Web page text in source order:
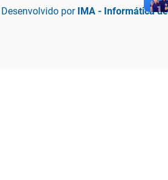
Desenvolvido por IMA - Informática